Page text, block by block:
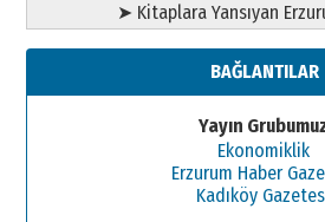
➤ Kitaplara Yansıyan
BAĞLANTILAR
Yayın
Ekonomiklik
Erzurum Haber
Kadıköy